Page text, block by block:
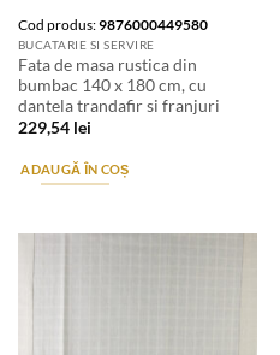
Cod produs:9876000449580
BUCATARIE SI SERVIRE
Fata de masa rustica din
bumbac 140 x 180 cm, cu
dantela trandafir si franjuri
229,54 lei
ADAUGĂ ÎN COȘ